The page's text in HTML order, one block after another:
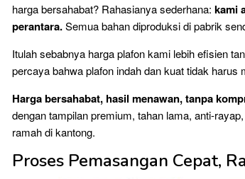
harga bersahabat? Rahasianya sederhana: kami
perantara.Semua bahan diproduksi di pabrik
Itulah sebabnya harga plafon kami lebih efisien
percaya bahwa plafon indah dan kuat tidak harus
Harga bersahabat, hasil menawan, tanpa
dengan tampilan premium, tahan lama, anti-
ramah di kantong.
Proses Pemasangan Cepat,